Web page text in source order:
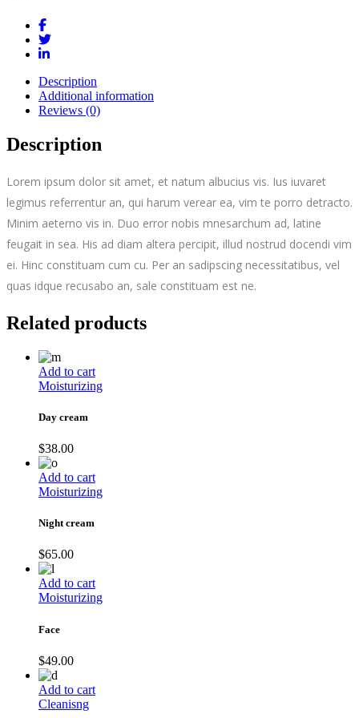
Description
Additional information
Reviews (0)
Description
Lorem ipsum dolor sit amet, et natum albucius vis. Ius iuvaret
legimus referrentur an, qui harum verear ea, vim te porro detracto.
Minim aeterno vis in. Duo error nobis mnesarchum ad, latine
feugait in sea. His ad diam altera percipit, illud nostrud docendi vim
ei. Hinc constituam cum cu. Per an sadipscing necessitatibus, vel
quas idque recusabo an, sale constituam est ne.
Related products
Add to cart
Moisturizing
Day cream
$38.00
Add to cart
Moisturizing
Night cream
$65.00
Add to cart
Moisturizing
Face
$49.00
Add to cart
Cleanisng